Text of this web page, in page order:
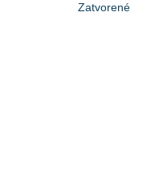
Zatvorené